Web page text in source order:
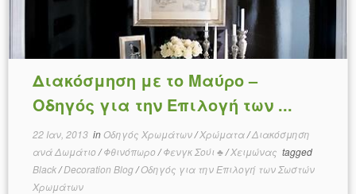
Διακόσμηση με το Μαύρο –
Οδηγός για την Επιλογή των ...
22 Ιαν, 2013inΟδηγός Χρωμάτων/Χρώματα/Διακόσμηση
ανά Δωμάτιο /Φθινόπωρο /Φενγκ Σούι ♣/Χειμώνας tagged
Black/Decoration Blog/Οδηγός για την Επιλογή των Σωστών
Χρωμάτων